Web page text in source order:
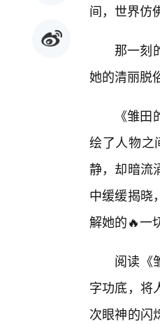
间，世界仿
那一刻
她的清丽脱
《雏
绘了人物之
静，却暗流
中缓缓揭晓
解她的🔥一
阅读《
字功底，将
次眼神的闪